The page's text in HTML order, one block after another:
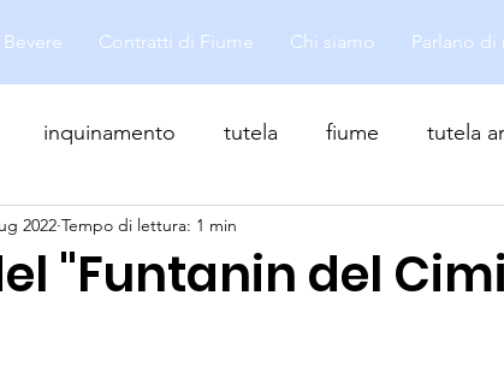
Bevere Contratti di Fiume Chi siamo Parlano di
inquinamento tutela fiume tutela
"Funtanin del
2022 Tempo di lettura: 1 min